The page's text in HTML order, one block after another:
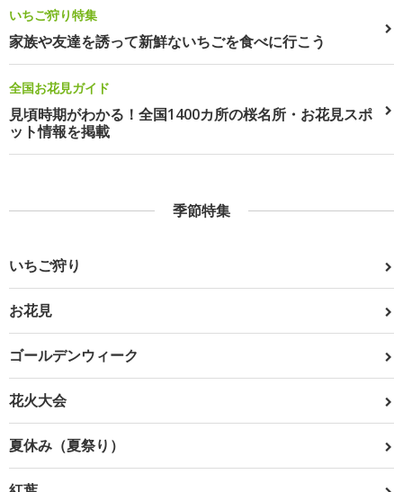
いちご狩り特集
家族や友達を誘って新鮮ないちごを食べに行こう
全国お花見ガイド
見頃時期がわかる！全国1400カ所の桜名所・お花見スポ
ット情報を掲載
季節特集
いちご狩り
お花見
ゴールデンウィーク
花火大会
夏休み（夏祭り）